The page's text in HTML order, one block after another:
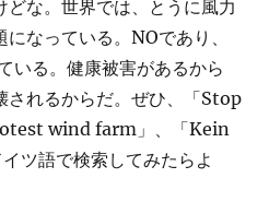
どな。世界では、とうに風力
なっている。NOであり、
いる。健康被害があるから
されるからだ。ぜひ、「Stop
wind farm」、「Kein
ツ語で検索してみたらよ